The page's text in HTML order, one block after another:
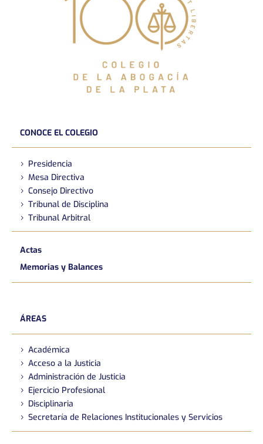
CONOCE EL COLEGIO
Presidencia
Mesa Directiva
Consejo Directivo
Tribunal de Disciplina
Tribunal Arbitral
Actas
Memorias y Balances
ÁREAS
Académica
Acceso a la Justicia
Administración de Justicia
Ejercicio Profesional
Disciplinaria
Secretaría de Relaciones Institucionales y Servicios